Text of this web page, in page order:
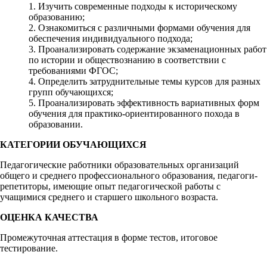
1. Изучить современные подходы к историческому
образованию;
2. Ознакомиться с различными формами обучения для
обеспечения индивидуального подхода;
3. Проанализировать содержание экзаменационных работ
по истории и обществознанию в соответствии с
требованиями ФГОС;
4. Определить затруднительные темы курсов для разных
групп обучающихся;
5. Проанализировать эффективность вариативных форм
обучения для практико-ориентированного похода в
образовании.
КАТЕГОРИИ ОБУЧАЮЩИХСЯ
Педагогические работники образовательных организаций
общего и среднего профессионального образования, педагоги-
репетиторы, имеющие опыт педагогической работы с
учащимися среднего и старшего школьного возраста.
ОЦЕНКА КАЧЕСТВА
Промежуточная аттестация в форме тестов, итоговое
тестирование.